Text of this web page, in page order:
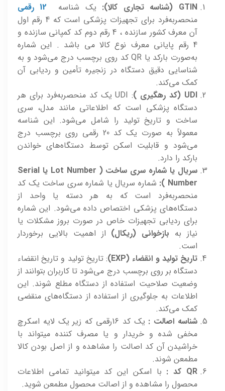
GTIN (شناسه تجاری کالا): یک شناسه
منحصربه‌فرد برای تجهیزات پزشکی است که 4 رقم اول
آن معرف کشور سازنده ، 4 رقم دوم کد کمپانی سازنده و
4 رقم پایانی معرف نوع کالا می باشد . این شماره
به‌صورت بارکد یا QR کد روی برچسب درج می‌شود و به
شناسایی دقیق دستگاه در زنجیره تأمین و ردیابی آن
کمک می‌کند.
UDI (کد رهگیری )
: UDI یک کد منحصربه‌فرد برای هر
دستگاه پزشکی است که اطلاعاتی مانند مدل، سری
ساخت و تاریخ تولید را شامل می‌شود. این شناسه
معمولاً به صورت یک کد 20 رقمی روی برچسب درج
می‌شود و قابلیت اسکن توسط دستگاه‌های خواندن
بارکد را دارد.
سریال یا شماره سری ساخت ( Lot Number یا Serial
Number ):
شماره سریال یا شماره سری ساخت یک کد
منحصربه‌فرد است که به هر دسته یا واحد از
دستگاه‌های پزشکی اختصاص داده می‌شود. این شماره
برای ردیابی تجهیزات خاص در صورت بروز مشکلات یا
نیاز به بازخوانی (ریکال) از اهمیت بالایی برخوردار
است.
تاریخ تولید و انقضاء (EXP)
: تاریخ تولید و تاریخ انقضاء
دستگاه بر روی برچسب درج می‌شود تا کاربران بتوانند از
وضعیت صلاحیت استفاده از دستگاه مطلع شوند. این
اطلاعات به جلوگیری از استفاده از دستگاه‌های منقضی
کمک می‌کند.
شناسه اصالت :
یک کد 16رقمی که زیر یک لایه اسکرچ
مخفی شده و خریدار و یا مصرف کننده میتواند با
خراشیدن آن کد اصالت را مشاهده و از اصل بودن کالا
مطمعن شوند.
QR کد :
با اسکن این کد میتوانید تمامی اطلاعات
محصول را مشاهده و از اصالت محصول مطمعن شوید.